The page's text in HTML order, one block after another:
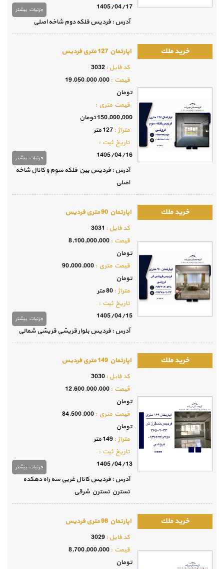
جزئيات بيشتر
1405/04/17
آدرس : فردیس فلکه دوم شاخه اصلی
اپارتمان 127 متری فردیس
جزئيات بيشتر
قيمت متري :
150,000,000 تومان
متراژ :127 متر
تاريخ ثبت :
آدرس : فردیس بین فلکه سوم و کانال شاخه
اپارتمان 90 متری فردیس
جزئيات بيشتر
قيمت :8,100,000,000
تومان
قيمت متري :90,000,000
تومان
متراژ :80 متر
تاريخ ثبت :
1405/04/15
آدرس : فردیس بلوار قریشی قریشی شمالی
اپارتمان 149 متری فردیس
جزئيات بيشتر
تومان
قيمت متري :84,500,000
تومان
متراژ :149 متر
تاريخ ثبت :
آدرس : فردیس کانال غربی سه راه دهکده
اپارتمان 98 متری فردیس
قيمت :8,700,000,000
تومان